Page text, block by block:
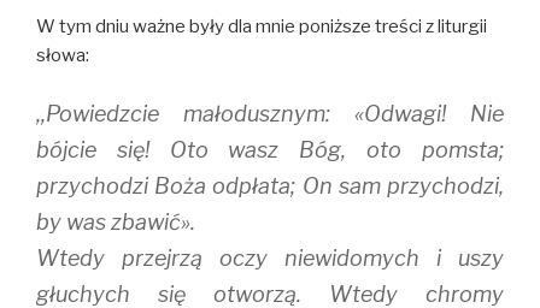
W tym dniu ważne były dla mnie poniższe treści z liturgii
słowa:
,,Powiedzcie małodusznym: «Odwagi! Nie
bójcie się! Oto wasz Bóg, oto pomsta;
przychodzi Boża odpłata; On sam przychodzi,
by was zbawić».
Wtedy przejrzą oczy niewidomych i uszy
głuchych się otworzą. Wtedy chromy